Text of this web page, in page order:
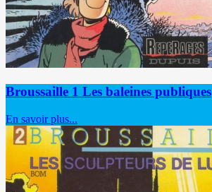
Broussaille 1 Les baleines publiques
En savoir plus...